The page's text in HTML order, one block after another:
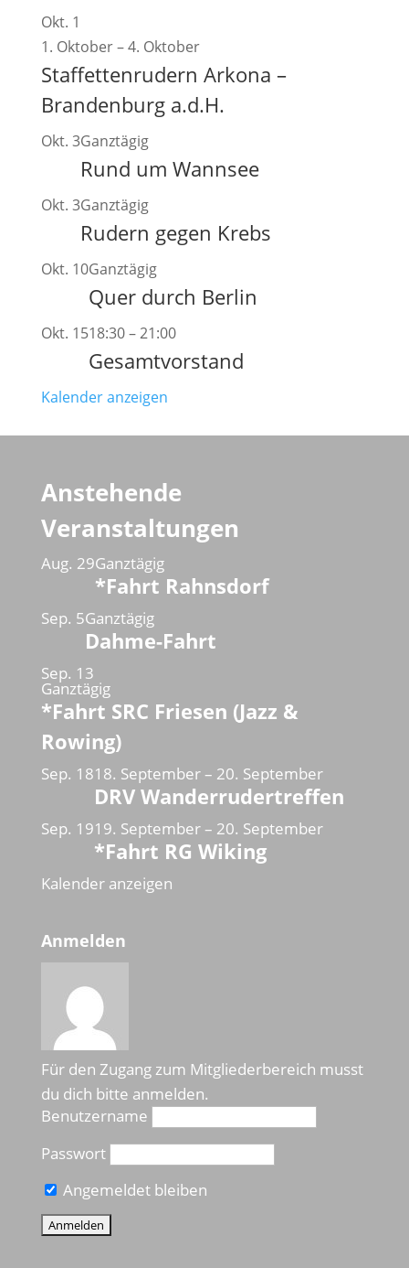
Okt. 1
1. Oktober–4. Oktober
Staffettenrudern Arkona –
Brandenburg a.d.H.
Okt. 3Ganztägig
Rund um Wannsee
Okt. 3Ganztägig
Rudern gegen Krebs
Okt. 10Ganztägig
Quer durch Berlin
Okt. 1518:30–21:00
Gesamtvorstand
Kalender anzeigen
Anstehende
Veranstaltungen
Aug. 29Ganztägig
*Fahrt Rahnsdorf
Sep. 5Ganztägig
Dahme-Fahrt
Sep. 13
Ganztägig
*Fahrt SRC Friesen (Jazz &
Rowing)
Sep. 1818. September– 20. September
DRV Wanderrudertreffen
Sep. 1919. September– 20. September
*Fahrt RG Wiking
Kalender anzeigen
Anmelden
Für den Zugang zum Mitgliederbereich musst
du dich bitte anmelden.
Benutzername
Passwort
Angemeldet bleiben